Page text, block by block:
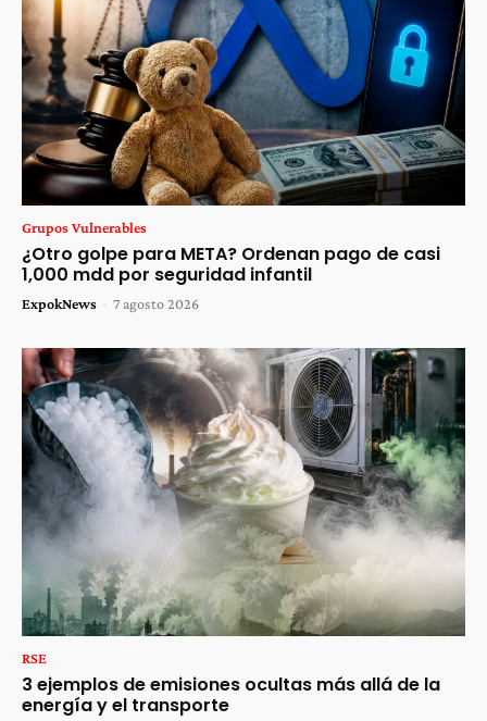
Grupos Vulnerables
¿Otro golpe para META? Ordenan pago de casi
1,000 mdd por seguridad infantil
ExpokNews - 7 agosto 2026
RSE
3 ejemplos de emisiones ocultas más allá de la
energía y el transporte